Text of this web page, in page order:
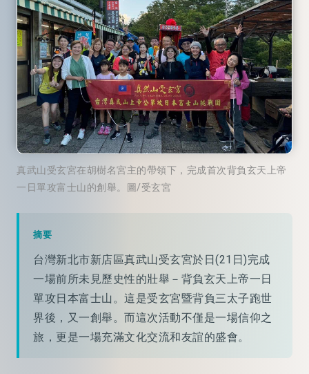
真武山受玄宮在胡樹名宮主的帶領下，完成首次背負玄天上帝
一日單攻富士山的創舉。圖/受玄宮
摘要
台灣新北市新店區真武山受玄宮於日(21日)完成
一場前所未見歷史性的壯舉－背負玄天上帝一日
單攻日本富士山。這是受玄宮暨背負三太子跑世
界後，又一創舉。而這次活動不僅是一場信仰之
旅，更是一場充滿文化交流和友誼的盛會。